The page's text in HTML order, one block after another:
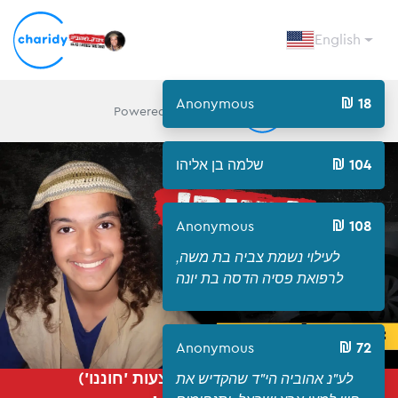
English
Powered by Charidy
Anonymous 18
שלמה בן אליהו 104
Anonymous 108
לעילוי נשמת צביה בת משה,
לרפואת פסיה הדסה בת יונה
Anonymous 72
לע"נ אהוביה הי"ד שהקדיש את
קרן אור אהוביה (באמצעות 'חוננו')